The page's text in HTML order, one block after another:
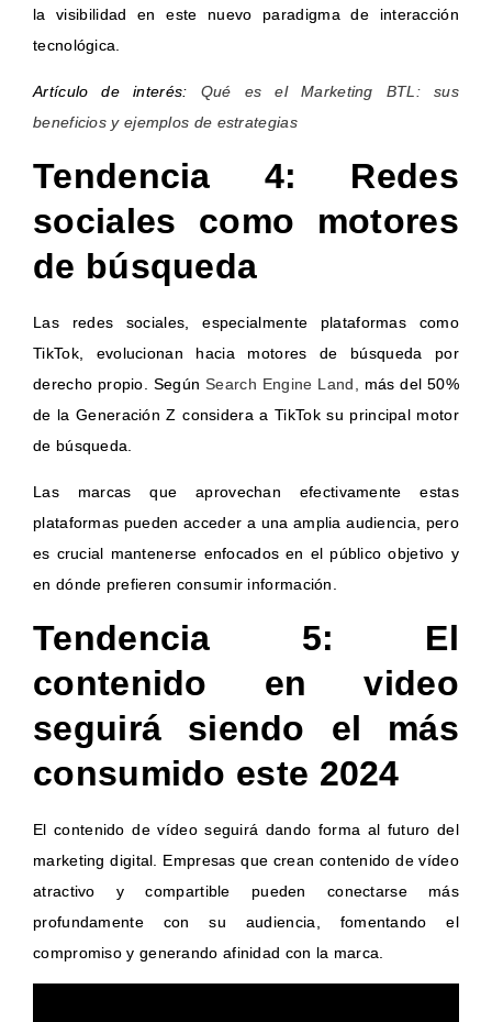
la visibilidad en este nuevo paradigma de interacción
tecnológica.
Artículo de interés: Qué es el Marketing BTL: sus
beneficios y ejemplos de estrategias
Tendencia 4: Redes
sociales como motores
de búsqueda
Las redes sociales, especialmente plataformas como
TikTok, evolucionan hacia motores de búsqueda por
derecho propio. SegúnSearch Engine Land,
más del 50%
de la Generación Z considera a TikTok su principal motor
de búsqueda.
Las marcas que aprovechan efectivamente estas
plataformas pueden acceder a una amplia audiencia, pero
es crucial mantenerse enfocados en el público objetivo y
en dónde prefieren consumir información.
Tendencia 5: El
contenido en video
seguirá siendo el más
consumido este 2024
El contenido de vídeo seguirá dando forma al futuro del
marketing digital. Empresas que crean contenido de vídeo
atractivo y compartible pueden conectarse más
profundamente con su audiencia, fomentando el
compromiso y generando afinidad con la marca.